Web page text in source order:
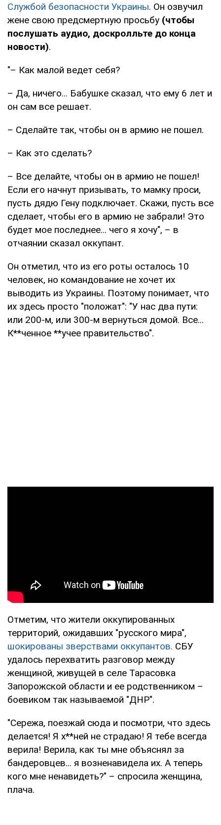
Службой безопасности Украины. Он озвучил
жене свою предсмертную просьбу (чтобы
послушать аудио, доскролльте до конца
новости).
"– Как малой ведет себя?
– Да, ничего... Бабушке сказал, что ему 6 лет и
он сам все решает.
– Сделайте так, чтобы он в армию не пошел.
– Как это сделать?
– Все делайте, чтобы он в армию не пошел!
Если его начнут призывать, то мамку проси,
пусть дядю Гену подключает. Скажи, пусть все
сделает, чтобы его в армию не забрали! Это
будет мое последнее... чего я хочу", – в
отчаянии сказал оккупант.
Он отметил, что из его роты осталось 10
человек, но командование не хочет их
выводить из Украины. Поэтому понимает, что
их здесь просто "положат": "У нас два пути:
или 200-м, или 300-м вернуться домой. Все...
К**ченное **учее правительство".
Отметим, что жители оккупированных
территорий, ожидавших "русского мира",
шокированы зверствами оккупантов. СБУ
удалось перехватить разговор между
женщиной, живущей в селе Тарасовка
Запорожской области и ее родственником –
боевиком так называемой "ДНР".
"Сережа, поезжай сюда и посмотри, что здесь
делается! Я х**ней не страдаю! Я тебе всегда
верила! Верила, как ты мне объяснял за
бандеровцев… я возненавидела их. А теперь
кого мне ненавидеть?" – спросила женщина,
плача.